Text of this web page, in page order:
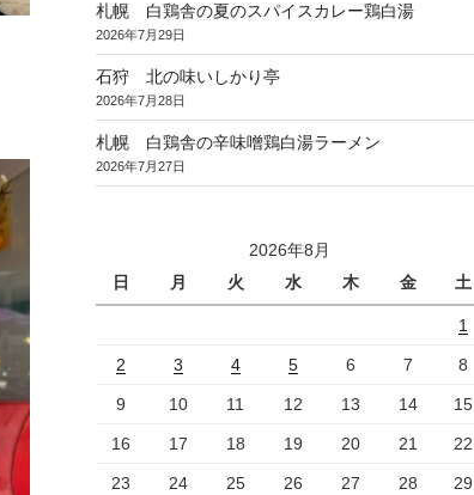
札幌 白鶏舎の夏のスパイスカレー鶏白湯
2026年7月29日
石狩 北の味いしかり亭
2026年7月28日
札幌 白鶏舎の辛味噌鶏白湯ラーメン
2026年7月27日
2026年8月
日
月 火 水 木 金 土
1
2 3 4 5 6 7 8
9 10 11 12 13 14 15
16 17 18 19 20 21 22
23 24 25 26 27 28 29